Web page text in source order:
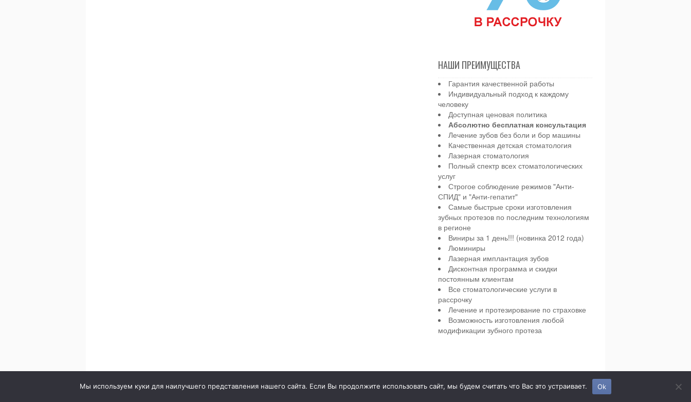
НАШИ ПРЕИМУЩЕСТВА
Гарантия качественной работы
Индивидуальный подход к каждому
человеку
Доступная ценовая политика
Абсолютно бесплатная консультация
Лечение зубов без боли и бор машины
Качественная детская стоматология
Лазерная стоматология
Полный спектр всех стоматологических
услуг
Строгое соблюдение режимов "Анти-
СПИД" и "Анти-гепатит"
Самые быстрые сроки изготовления
зубных протезов по последним технологиям
в регионе
Виниры за 1 день!!! (новинка 2012 года)
Люминиры
Лазерная имплантация зубов
Дисконтная программа и скидки
постоянным клиентам
Все стоматологические услуги в
рассрочку
Лечение и протезирование по страховке
Возможность изготовления любой
модификации зубного протеза
Детская и взрослая стоматология в городе Сумы.
Мы используем куки для наилучшего представления нашего сайта. Если Вы продолжите использовать сайт, мы будем считать что Вас это устраивает. Ok